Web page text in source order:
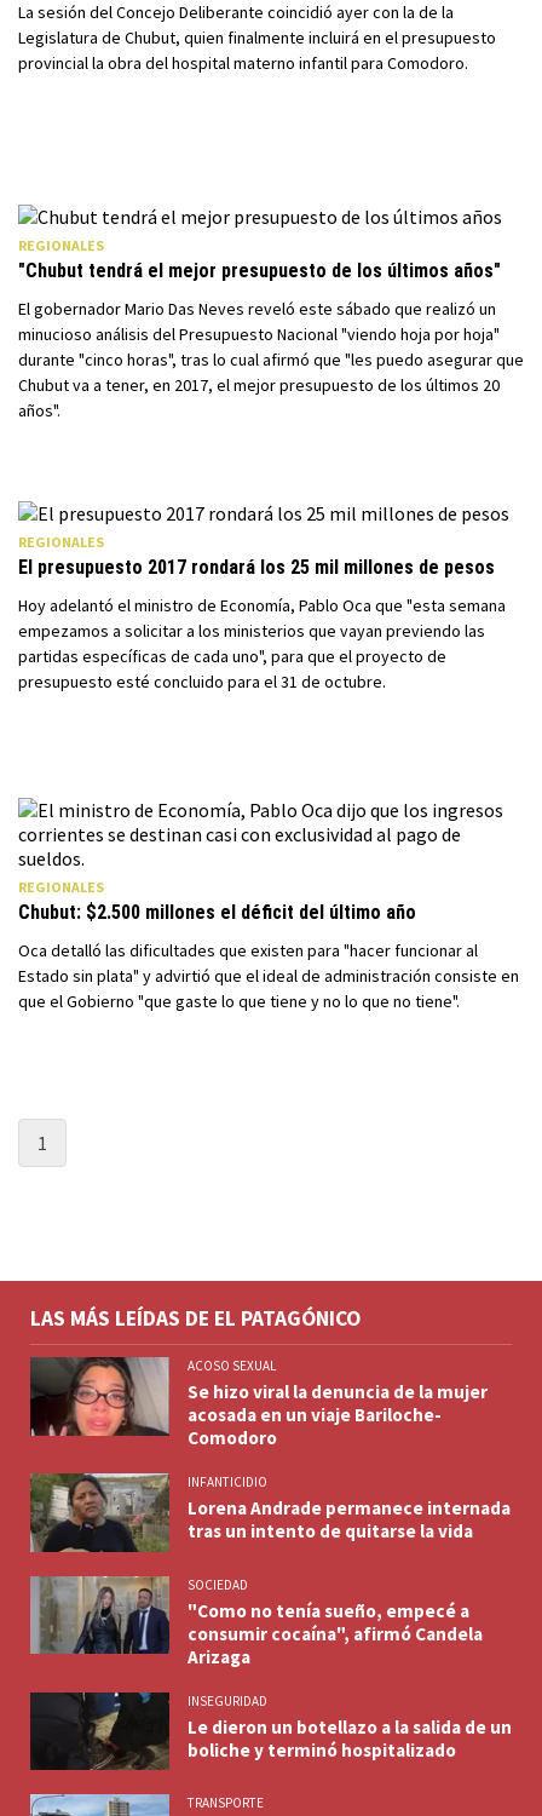
La sesión del Concejo Deliberante coincidió ayer con la de la
Legislatura de Chubut, quien finalmente incluirá en el presupuesto
provincial la obra del hospital materno infantil para Comodoro.
REGIONALES
"Chubut tendrá el mejor presupuesto de los últimos años"
El gobernador Mario Das Neves reveló este sábado que realizó un
minucioso análisis del Presupuesto Nacional "viendo hoja por hoja"
durante "cinco horas", tras lo cual afirmó que "les puedo asegurar que
Chubut va a tener, en 2017, el mejor presupuesto de los últimos 20
años".
REGIONALES
El presupuesto 2017 rondará los 25 mil millones de pesos
Hoy adelantó el ministro de Economía, Pablo Oca que "esta semana
empezamos a solicitar a los ministerios que vayan previendo las
partidas específicas de cada uno", para que el proyecto de
presupuesto esté concluido para el 31 de octubre.
REGIONALES
Chubut: $2.500 millones el déficit del último año
Oca detalló las dificultades que existen para "hacer funcionar al
Estado sin plata" y advirtió que el ideal de administración consiste en
que el Gobierno "que gaste lo que tiene y no lo que no tiene".
1
LAS MÁS LEÍDAS DE EL PATAGÓNICO
ACOSO SEXUAL
Se hizo viral la denuncia de la mujer
acosada en un viaje Bariloche-
Comodoro
INFANTICIDIO
Lorena Andrade permanece internada
tras un intento de quitarse la vida
SOCIEDAD
"Como no tenía sueño, empecé a
consumir cocaína", afirmó Candela
Arizaga
INSEGURIDAD
Le dieron un botellazo a la salida de un
boliche y terminó hospitalizado
TRANSPORTE